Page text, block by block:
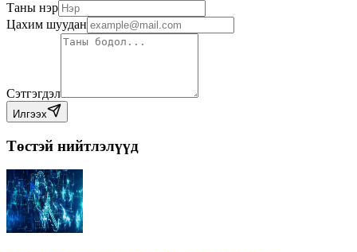
Таны нэр
Цахим шуудан
Сэтгэгдэл
Илгээх
Төстэй нийтлэлүүд